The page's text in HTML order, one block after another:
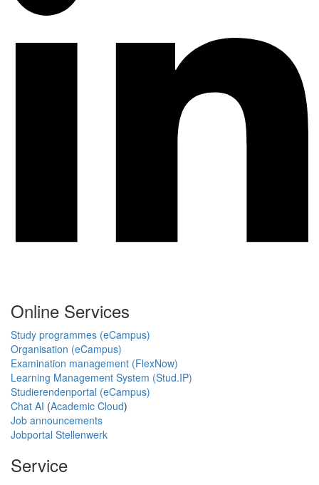
Online Services
Study programmes (eCampus)
Organisation (eCampus)
Examination management (FlexNow)
Learning Management System (Stud.IP)
Studierendenportal (eCampus)
Chat AI (Academic Cloud)
Job announcements
Jobportal Stellenwerk
Service